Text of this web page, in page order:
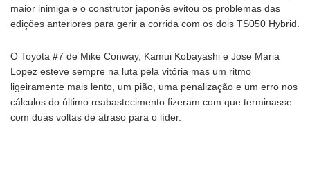
maior inimiga e o construtor japonês evitou os problemas das
edições anteriores para gerir a corrida com os dois TS050 Hybrid.
O Toyota #7 de Mike Conway, Kamui Kobayashi e Jose Maria
Lopez esteve sempre na luta pela vitória mas um ritmo
ligeiramente mais lento, um pião, uma penalização e um erro nos
cálculos do último reabastecimento fizeram com que terminasse
com duas voltas de atraso para o líder.